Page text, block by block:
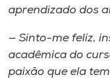
aprendizado dos
— Sinto-me feliz,
acadêmica do
paixão que ela